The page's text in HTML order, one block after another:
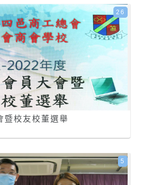
暨校友校董選舉
26
5